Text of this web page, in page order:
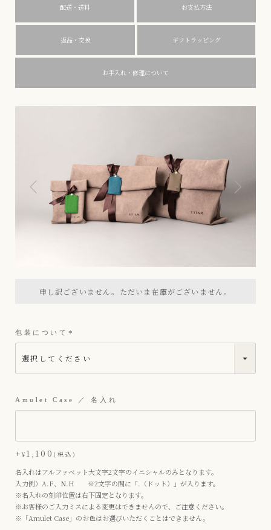
配送・送料 お支払方法
返品・交換 ギフトラッピング
お手入れ・修理について
包装について
(
須
Amulet Case ／ 名入れ
+ ¥ 1,100 税込
名入れはアルファベット大文字2文字のイニシャルのみとなります。
入力例）A.F、N.H ※2文字の間に「.（ドット）」が入ります。
※名入れの刻印位置は右下固定となります。
※お客様のご入力ミスによる変更はできませんので、ご注意ください。
※「Amulet Case」のお色はお選びいただくことはできません。
申し訳ございません。ただいま在庫がございません。